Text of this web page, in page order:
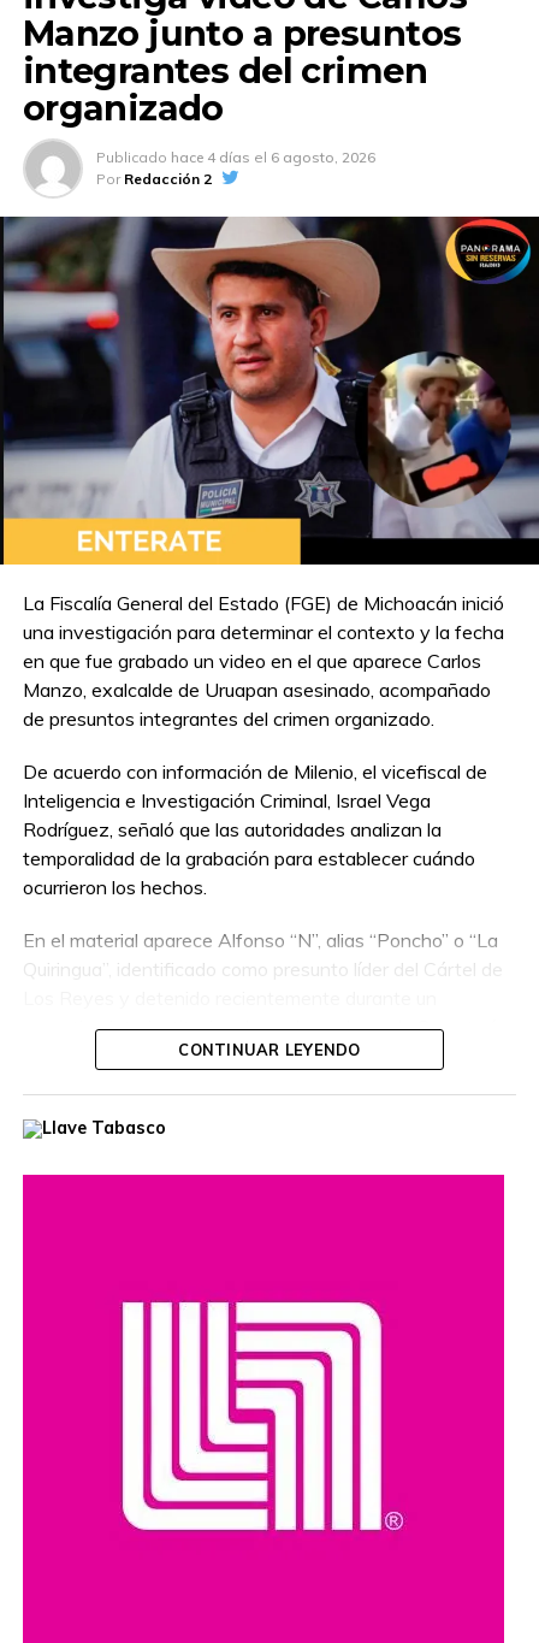
Manzo junto a presuntos
integrantes del crimen
organizado
Publicado hace 4 días el 6 agosto, 2026
Por Redacción 2
La Fiscalía General del Estado (FGE) de Michoacán inició
una investigación para determinar el contexto y la fecha
en que fue grabado un video en el que aparece Carlos
Manzo, exalcalde de Uruapan asesinado, acompañado
de presuntos integrantes del crimen organizado.
De acuerdo con información de Milenio, el vicefiscal de
Inteligencia e Investigación Criminal, Israel Vega
Rodríguez, señaló que las autoridades analizan la
temporalidad de la grabación para establecer cuándo
ocurrieron los hechos.
En el material aparece Alfonso “N”, alias “Poncho” o “La
Quiringua”, identificado como presunto líder del Cártel de
operativo interinstitucional encabezado por la Secretaría
de la Defensa Nacional.
Unidos, que habían ofrecido una recompensa de hasta
CONTINUAR LEYENDO